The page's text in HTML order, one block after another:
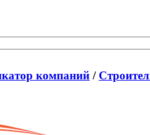
компаний /